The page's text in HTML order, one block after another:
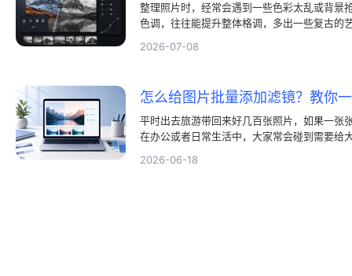
整理照片时，经常会遇到一些色彩太乱或背景
色调，往往能提升整体格调，多出一些复古的
件。这里就给大家分享几种日常容易上手的处
2026-07-08
怎么给图片批量添加滤镜？教你
平时出去旅游带回来好几百张照片，如果一张
在办公或者日常生活中，大家常会碰到需要给
具。用对方法，图片批量添加滤镜这事其实一
2026-06-18